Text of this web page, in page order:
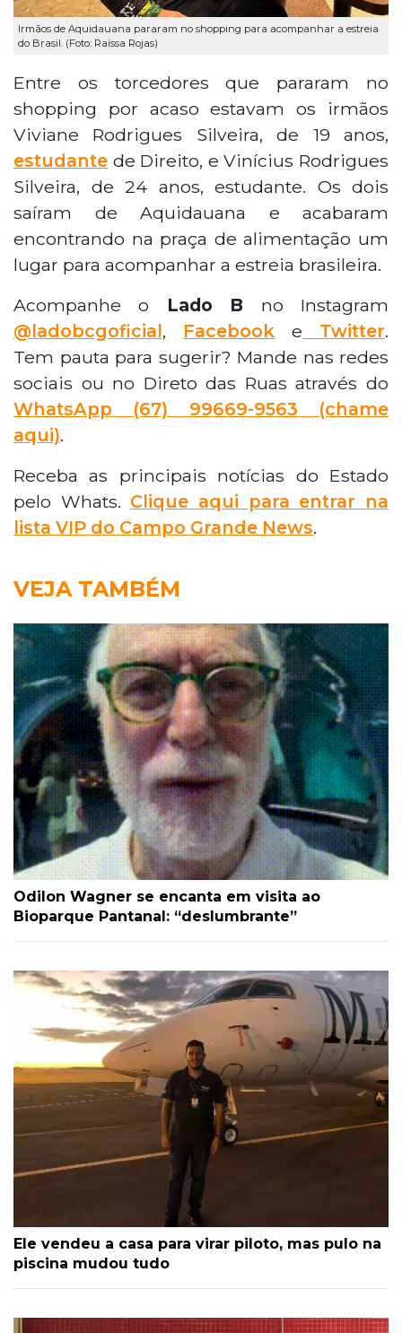
Irmãos de Aquidauana pararam no shopping para acompanhar a estreia
do Brasil. (Foto: Raíssa Rojas)
Entre os torcedores que pararam no
shopping por acaso estavam os irmãos
Viviane Rodrigues Silveira, de 19 anos,
estudante de Direito, e Vinícius Rodrigues
Silveira, de 24 anos, estudante. Os dois
saíram de Aquidauana e acabaram
encontrando na praça de alimentação um
lugar para acompanhar a estreia brasileira.
Acompanhe o Lado B no Instagram
@ladobcgoficial, Facebook e Twitter.
Tem pauta para sugerir? Mande nas redes
sociais ou no Direto das Ruas através do
WhatsApp (67) 99669-9563 (chame
aqui).
Receba as principais notícias do Estado
pelo Whats. Clique aqui para entrar na
lista VIP do Campo Grande News.
VEJA TAMBÉM
Odilon Wagner se encanta em visita ao
Bioparque Pantanal: “deslumbrante”
Ele vendeu a casa para virar piloto, mas pulo na
piscina mudou tudo